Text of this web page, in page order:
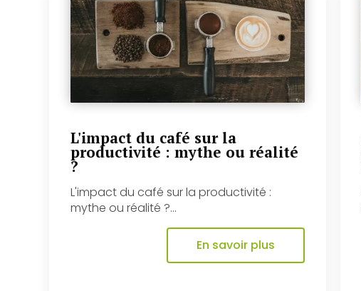
L'impact du café sur la
productivité : mythe ou réalité
?
L'impact du café sur la productivité :
mythe ou réalité ?...
En savoir plus